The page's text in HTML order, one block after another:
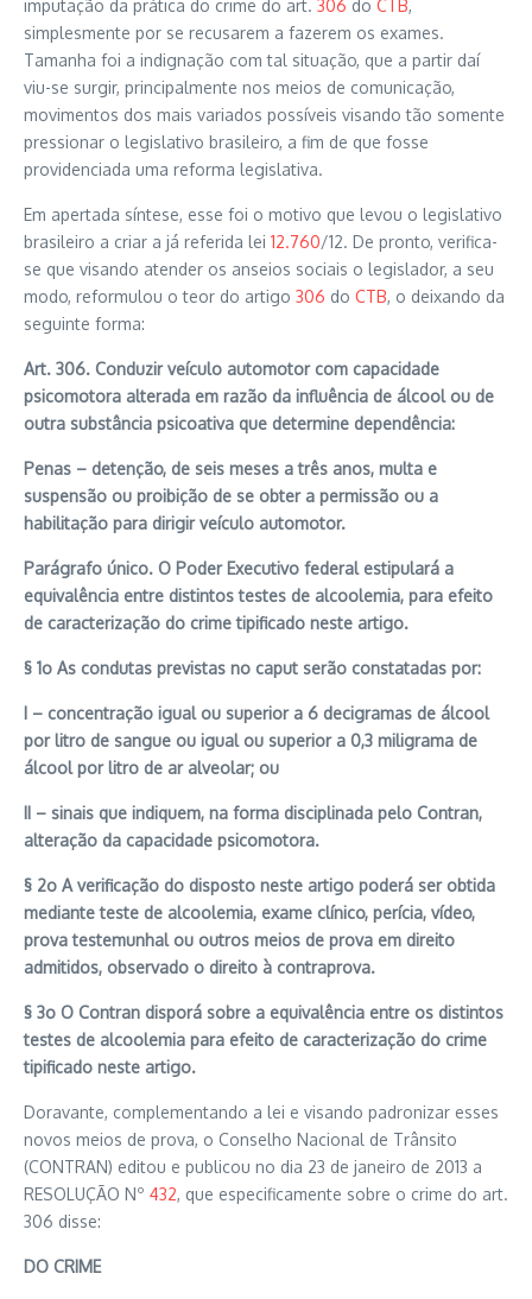
imputação da prática do crime do art. 306 do CTB,
simplesmente por se recusarem a fazerem os exames.
Tamanha foi a indignação com tal situação, que a partir daí
viu-se surgir, principalmente nos meios de comunicação,
movimentos dos mais variados possíveis visando tão somente
pressionar o legislativo brasileiro, a fim de que fosse
providenciada uma reforma legislativa.
Em apertada síntese, esse foi o motivo que levou o legislativo
brasileiro a criar a já referida lei 12.760/12. De pronto, verifica-
se que visando atender os anseios sociais o legislador, a seu
modo, reformulou o teor do artigo 306 do CTB, o deixando da
seguinte forma:
Art. 306. Conduzir veículo automotor com capacidade
psicomotora alterada em razão da influência de álcool ou de
outra substância psicoativa que determine dependência:
Penas – detenção, de seis meses a três anos, multa e
suspensão ou proibição de se obter a permissão ou a
habilitação para dirigir veículo automotor.
Parágrafo único. O Poder Executivo federal estipulará a
equivalência entre distintos testes de alcoolemia, para efeito
de caracterização do crime tipificado neste artigo.
§ 1o As condutas previstas no caput serão constatadas por:
I – concentração igual ou superior a 6 decigramas de álcool
por litro de sangue ou igual ou superior a 0,3 miligrama de
álcool por litro de ar alveolar; ou
II – sinais que indiquem, na forma disciplinada pelo Contran,
alteração da capacidade psicomotora.
§ 2o A verificação do disposto neste artigo poderá ser obtida
mediante teste de alcoolemia, exame clínico, perícia, vídeo,
prova testemunhal ou outros meios de prova em direito
admitidos, observado o direito à contraprova.
§ 3o O Contran disporá sobre a equivalência entre os distintos
testes de alcoolemia para efeito de caracterização do crime
tipificado neste artigo.
Doravante, complementando a lei e visando padronizar esses
novos meios de prova, o Conselho Nacional de Trânsito
(CONTRAN) editou e publicou no dia 23 de janeiro de 2013 a
RESOLUÇÃO Nº 432, que especificamente sobre o crime do art.
306 disse:
DO CRIME